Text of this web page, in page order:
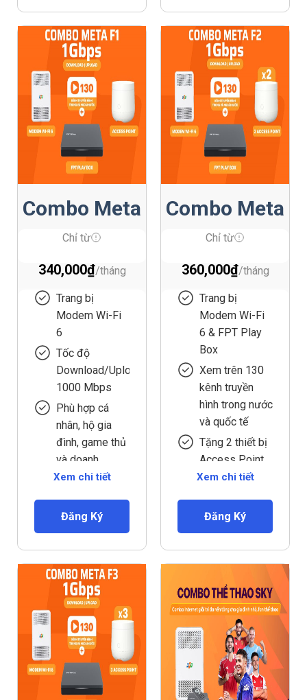
Combo Meta
F1
Chỉ từ
340,000₫
Trang bị
Modem Wi-Fi
6
Tốc độ
Download/Upload
1000 Mbps
Phù hợp cá
nhân, hộ gia
đình, game thủ
và doanh
nghiệp
Xem trên 130
kênh truyền
hình trong nước
và quốc tế
Xem chi tiết
Đăng Ký
Combo Meta
F2
Chỉ từ
360,000₫
Trang bị
Modem Wi-Fi
6 & FPT Play
Box
Xem trên 130
kênh truyền
hình trong nước
và quốc tế
Tặng 2 thiết bị
Access Point
Phù hợp cá
nhân, hộ gia
đình có từ 12
thiết bị kết nối
trở lên
Xem chi tiết
Đăng Ký